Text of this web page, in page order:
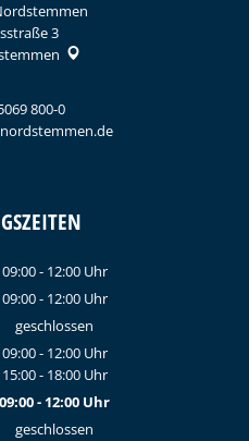
3
800-0
09:00- 12:00Uhr
Von 09:00 bis 12:00 Uhr
09:00- 12:00Uhr
Von 09:00 bis 12:00 Uhr
geschlossen
09:00- 12:00Uhr
Von 09:00 bis 12:00 Uhr
15:00- 18:00Uhr
Von 15:00 bis 18:00 Uhr
09:00- 12:00 Uhr
Von 09:00 bis 12:00 Uhr
geschlossen